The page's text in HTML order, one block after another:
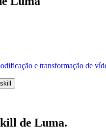
e transformação de
skill
de Luma.